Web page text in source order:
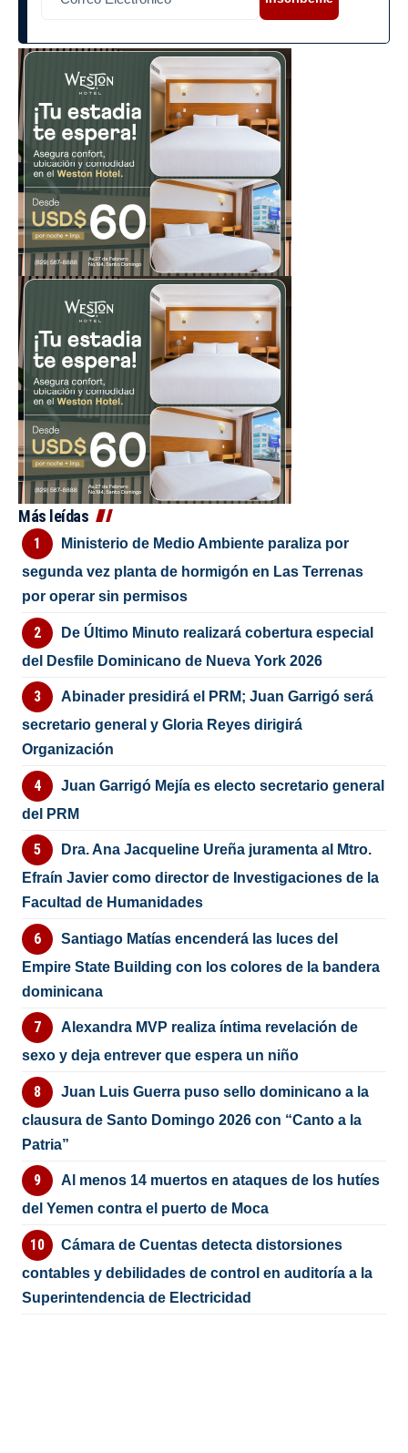
Más leídas
Ministerio de Medio Ambiente paraliza por
segunda vez planta de hormigón en Las Terrenas
por operar sin permisos
De Último Minuto realizará cobertura especial
del Desfile Dominicano de Nueva York 2026
Abinader presidirá el PRM; Juan Garrigó será
secretario general y Gloria Reyes dirigirá
Organización
Juan Garrigó Mejía es electo secretario general
del PRM
Dra. Ana Jacqueline Ureña juramenta al Mtro.
Efraín Javier como director de Investigaciones de la
Facultad de Humanidades
Santiago Matías encenderá las luces del
Empire State Building con los colores de la bandera
dominicana
Alexandra MVP realiza íntima revelación de
sexo y deja entrever que espera un niño
Juan Luis Guerra puso sello dominicano a la
clausura de Santo Domingo 2026 con “Canto a la
Patria”
Al menos 14 muertos en ataques de los hutíes
del Yemen contra el puerto de Moca
Cámara de Cuentas detecta distorsiones
contables y debilidades de control en auditoría a la
Superintendencia de Electricidad